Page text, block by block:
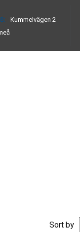
Kummelvägen 2
Sort by